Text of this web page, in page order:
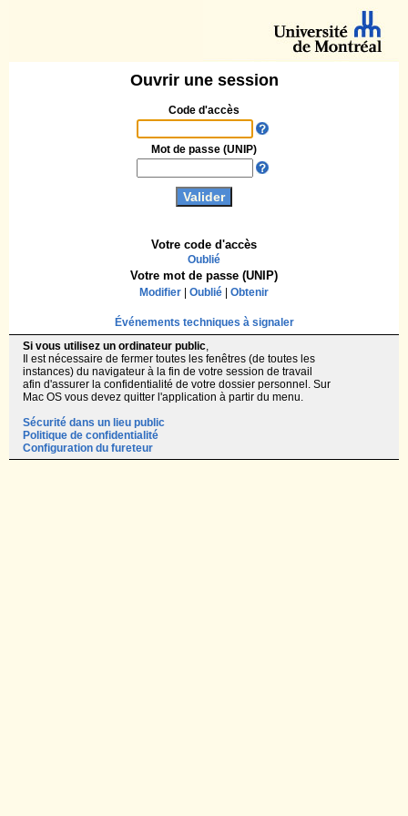
Ouvrir une session
Code d'accès
Votre code d'accès
Oublié
Mot de passe (UNIP)
Votre mot de passe (UNIP)
Modifier Oublié Obtenir
Événements techniques à signaler
Si vous utilisez un ordinateur public,
Il est nécessaire de fermer toutes les fenêtres (de toutes les
instances) du navigateur à la fin de votre session de travail
afin d'assurer la confidentialité de votre dossier personnel. Sur
Mac OS vous devez quitter l'application à partir du menu.
Sécurité dans un lieu public
Politique de confidentialité
Configuration du fureteur